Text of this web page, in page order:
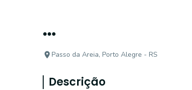
...
Passo da Areia, Porto Alegre - RS
Descrição